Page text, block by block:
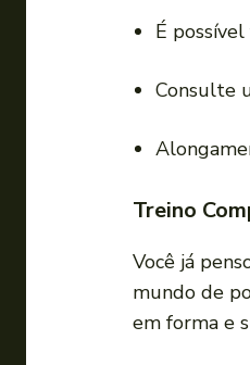
i
É
Consulte
Treino
Você já
mundo de
em forma e